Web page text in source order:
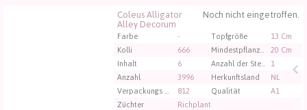
Noch nicht eingetroffen.
Coleus Alligator
Alley Decorum
Farbe - Topfgröße
13 Cm
Kolli
666 Mindestpflanzenhöhe
20 Cm
Inhalt
6 Anzahl der Stecklinge/Pflanzen pro Topf
1
Anzahl
3996 Herkunftsland
NL
812 Qualität
A1
Züchter
Richplant
Coleus Alligator Alley Decorum
Sie müssen angemeldet sein, um kaufen zu können.
Klicken Sie hier, um sich einzuloggen.